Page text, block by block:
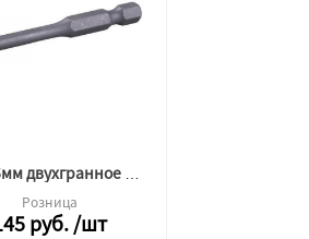
Перо 6мм двухгранное по плитке
Розница
руб./шт